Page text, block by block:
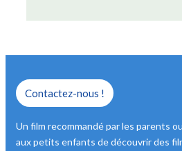
Contactez-nous !
Un film recommandé par les parents
aux petits enfants de découvrir des